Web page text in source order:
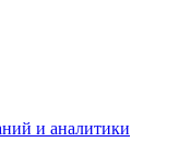
и аналитики